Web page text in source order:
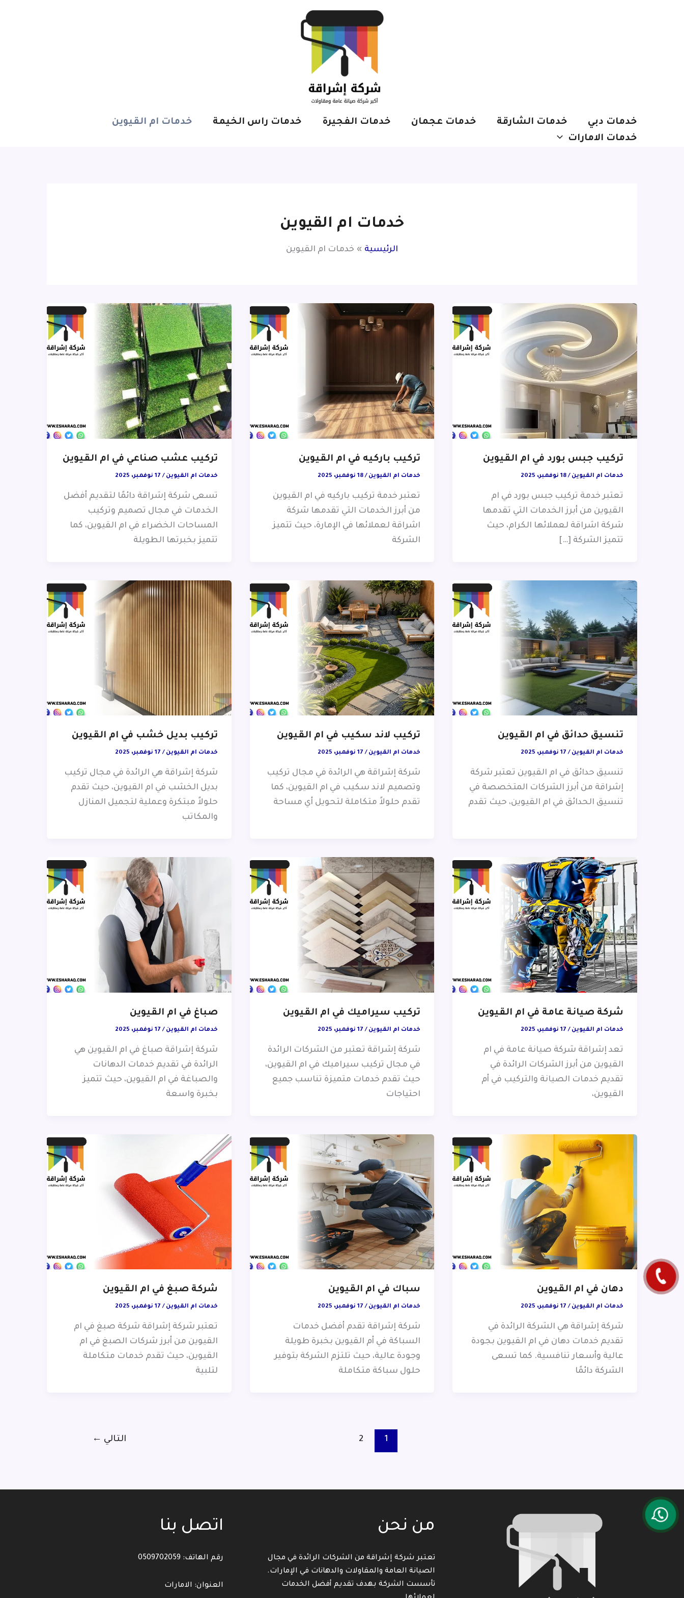
خدمات دبي خدمات الشارقة خدمات عجمان خدمات الفجيرة خدمات راس الخيمة
خدمات ام القيوين
خدمات الامارات
خدمات ام القيوين
الرئيسية خدمات ام القيوين
تركيب جبس بورد في ام القيوين
خدمات ام القيوين /18 نوفمبر، 2025
تعتبر خدمة تركيب جبس بورد في ام
القيوين من أبرز الخدمات التي تقدمها
شركة اشراقة لعملائها الكرام، حيث
تتميز الشركة […]
تركيب باركيه في ام القيوين
خدمات ام القيوين /18 نوفمبر، 2025
تعتبر خدمة تركيب باركيه في ام القيوين
من أبرز الخدمات التي تقدمها شركة
اشراقة لعملائها في الإمارة، حيث تتميز
الشركة
تركيب عشب صناعي في ام القيوين
خدمات ام القيوين / 17 نوفمبر، 2025
تسعى شركة إشراقة دائمًا لتقديم أفضل
الخدمات في مجال تصميم وتركيب
المساحات الخضراء في ام القيوين، كما
تتميز بخبرتها الطويلة
تنسيق حدائق في ام القيوين
خدمات ام القيوين / 17 نوفمبر، 2025
تنسيق حدائق في ام القيوين تعتبر شركة
إشراقة من أبرز الشركات المتخصصة في
تنسيق الحدائق في ام القيوين، حيث تقدم
تركيب لاند سكيب في ام القيوين
خدمات ام القيوين / 17 نوفمبر، 2025
شركة إشراقة هي الرائدة في مجال تركيب
وتصميم لاند سكيب في ام القيوين، كما
تقدم حلولاً متكاملة لتحويل أي مساحة
تركيب بديل خشب في ام القيوين
خدمات ام القيوين / 17 نوفمبر، 2025
شركة إشراقة هي الرائدة في مجال تركيب
بديل الخشب في ام القيوين، حيث تقدم
حلولاً مبتكرة وعملية لتجميل المنازل
والمكاتب
شركة صيانة عامة في ام القيوين
خدمات ام القيوين / 17 نوفمبر، 2025
تعد إشراقة شركة صيانة عامة في ام
القيوين من أبرز الشركات الرائدة في
تقديم خدمات الصيانة والتركيب في أم
القيوين،
تركيب سيراميك في ام القيوين
خدمات ام القيوين / 17 نوفمبر، 2025
شركة إشراقة تعتبر من الشركات الرائدة
في مجال تركيب سيراميك في ام القيوين،
حيث تقدم خدمات متميزة تناسب جميع
احتياجات
صباغ في ام القيوين
خدمات ام القيوين / 17 نوفمبر، 2025
شركة إشراقة صباغ في ام القيوين هي
الرائدة في تقديم خدمات الدهانات
والصباغة في ام القيوين، حيث تتميز
بخبرة واسعة
دهان في ام القيوين
خدمات ام القيوين / 17 نوفمبر، 2025
شركة إشراقة هي الشركة الرائدة في
تقديم خدمات دهان في ام القيوين بجودة
عالية وأسعار تنافسية. كما تسعى
الشركة دائمًا
سباك في ام القيوين
خدمات ام القيوين / 17 نوفمبر، 2025
شركة إشراقة تقدم أفضل خدمات
السباكة في أم القيوين بخبرة طويلة
وجودة عالية، حيث تلتزم الشركة بتوفير
حلول سباكة متكاملة
شركة صبغ في ام القيوين
خدمات ام القيوين / 17 نوفمبر، 2025
تعتبر شركة إشراقة شركة صبغ في ام
القيوين من أبرز شركات الصبغ في ام
القيوين، حيث تقدم خدمات متكاملة
لتلبية
1
2 التالي ←
من نحن
تعتبر شركة إشراقة من الشركات الرائدة في مجال
الصيانة العامة والمقاولات والدهانات في الإمارات.
تأسست الشركة بهدف تقديم أفضل الخدمات
اتصل بنا
رقم الهاتف: 0509702059
العنوان: الامارات